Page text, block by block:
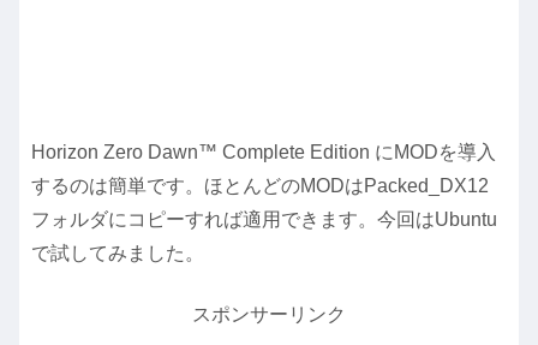
Horizon Zero Dawn™ Complete Edition にMODを導入
するのは簡単です。ほとんどのMODはPacked_DX12
フォルダにコピーすれば適用できます。今回はUbuntu
で試してみました。
スポンサーリンク